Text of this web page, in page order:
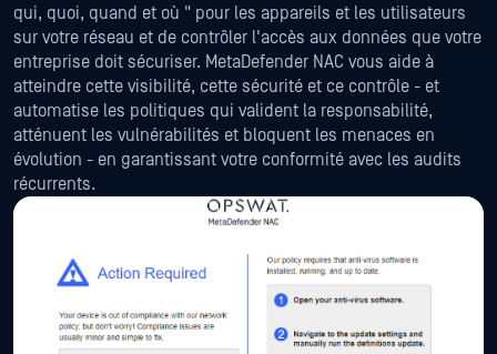
qui, quoi, quand et où " pour les appareils et les utilisateurs
sur votre réseau et de contrôler l'accès aux données que votre
entreprise doit sécuriser. MetaDefender NAC vous aide à
atteindre cette visibilité, cette sécurité et ce contrôle - et
automatise les politiques qui valident la responsabilité,
atténuent les vulnérabilités et bloquent les menaces en
évolution - en garantissant votre conformité avec les audits
récurrents.